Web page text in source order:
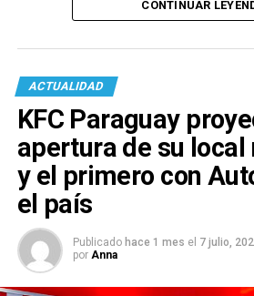
CONTINUAR
ACTUALIDAD
KFC Paraguay
apertura de su local
y el primero con
el país
Publicado hace 1 mes el 7 julio,
por Anna